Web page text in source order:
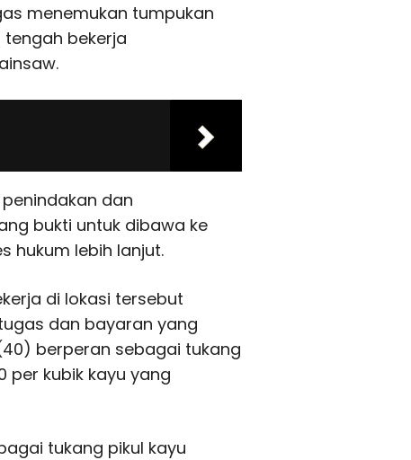
menemukan tumpukan
bekerja
dan
bukti untuk dibawa ke
hukum lebih lanjut.
di lokasi tersebut
dan bayaran yang
berperan sebagai tukang
per kubik kayu yang
tukang pikul kayu